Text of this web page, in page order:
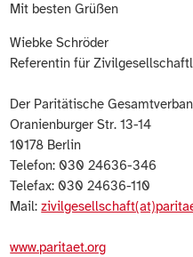
Mit besten Grüßen
Wiebke Schröder
Referentin für
Der Paritätische
Oranienburger Str. 13-14
10178 Berlin
Telefon: 030 24636-346
Telefax: 030 24636-110
Mail:
www.paritaet.org